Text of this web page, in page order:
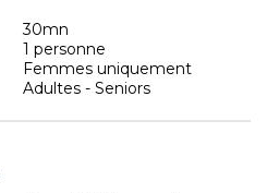
30mn
1 personne
Femmes uniquement
Adultes - Seniors